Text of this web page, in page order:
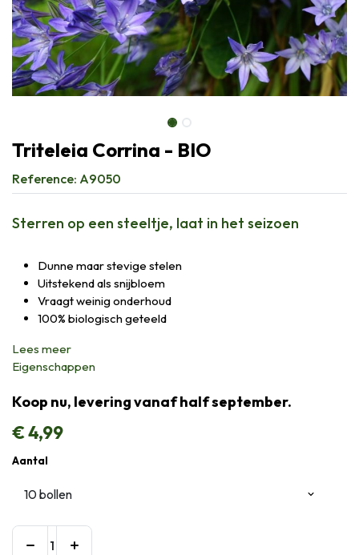
Triteleia Corrina - BIO
Reference: A9050
Sterren op een steeltje, laat in het seizoen
Dunne maar stevige stelen
Uitstekend als snijbloem
Vraagt weinig onderhoud
100% biologisch geteeld
Lees meer
Eigenschappen
Koop nu, levering vanaf half september.
€4,99
Aantal